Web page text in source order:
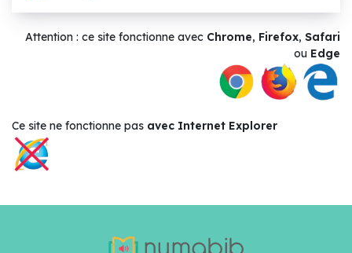
Attention : ce site fonctionne avec Chrome, Firefox, Safari
ou Edge
Ce site ne fonctionne pas avec Internet Explorer